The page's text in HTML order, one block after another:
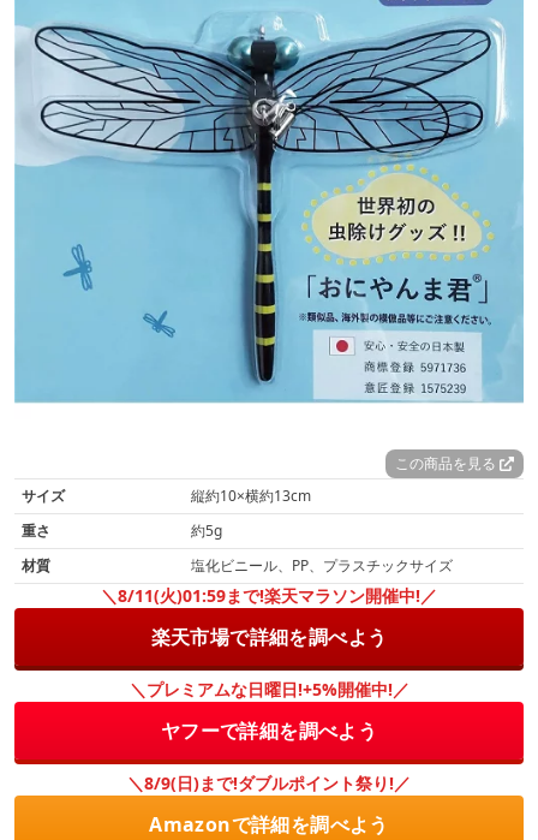
この商品を見る
サイズ
縦約10×横約13cm
重さ
約5g
材質
塩化ビニール、PP、プラスチックサイズ
＼8/11(火)01:59まで!楽天マラソン開催中!／
楽天市場で詳細を調べよう
＼プレミアムな日曜日!+5%開催中!／
ヤフーで詳細を調べよう
＼8/9(日)まで!ダブルポイント祭り!／
Amazonで詳細を調べよう